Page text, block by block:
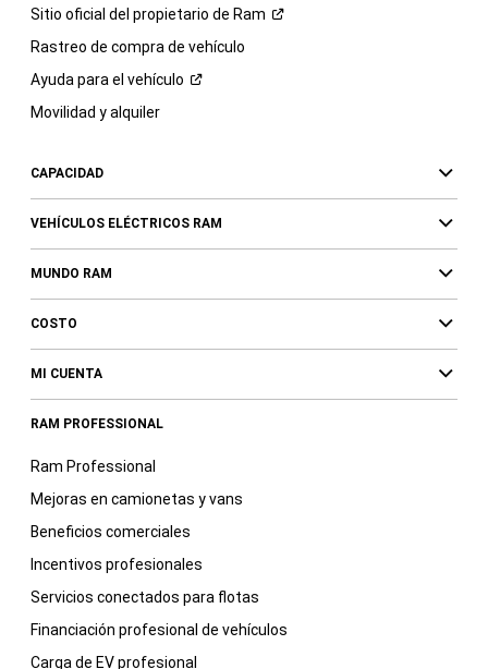
Sitio oficial del propietario de Ram
Rastreo de compra de vehículo
Ayuda para el vehículo
Movilidad y alquiler
CAPACIDAD
VEHÍCULOS ELÉCTRICOS RAM
MUNDO RAM
COSTO
MI CUENTA
RAM PROFESSIONAL
Ram Professional
Mejoras en camionetas y vans
Beneficios comerciales
Incentivos profesionales
Servicios conectados para flotas
Financiación profesional de vehículos
Carga de EV profesional